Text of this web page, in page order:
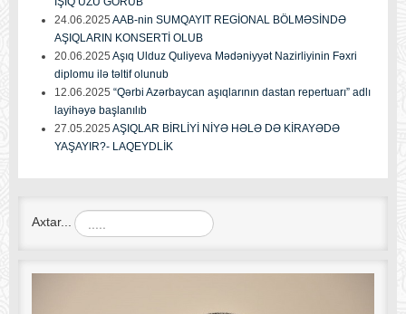
24.06.2025 AAB-nin SUMQAYIT REGİONAL BÖLMƏSİNDƏ
AŞIQLARIN KONSERTİ OLUB
20.06.2025 Aşıq Ulduz Quliyeva Mədəniyyət Nazirliyinin Fəxri
diplomu ilə təltif olunub
12.06.2025 “Qərbi Azərbaycan aşıqlarının dastan repertuarı” adlı
layihəyə başlanılıb
27.05.2025 AŞIQLAR BİRLİYİ NİYƏ HƏLƏ DƏ KİRAYƏDƏ
YAŞAYIR?- LAQEYDLİK
Axtar...